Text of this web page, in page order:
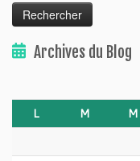
Archives du Blog
L M M